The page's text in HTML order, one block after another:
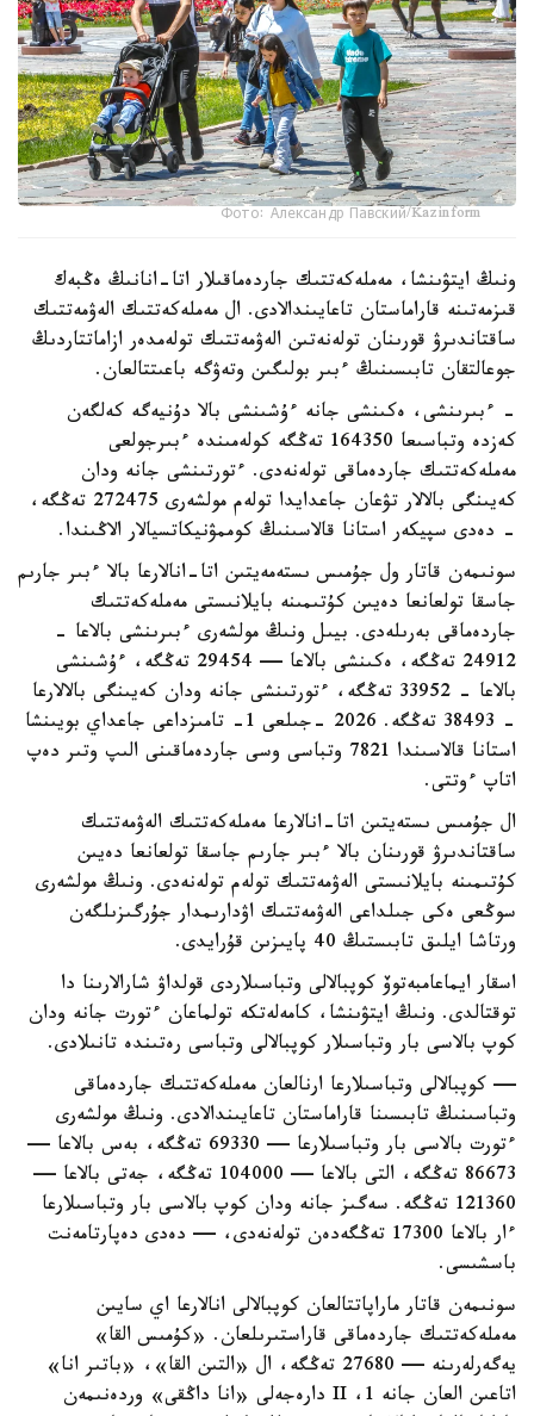
Фото: Александр Павский/Kazinform
ونىڭ ايتۋىنشا، مەملەكەتتىك جاردەماقىلار اتا-انانىڭ ەڭبەك
قىزمەتىنە قاراماستان تاعايىندالادى. ال مەملەكەتتىك الەۋمەتتىك
ساقتاندىرۋ قورىنان تولەنەتىن الەۋمەتتىك تولەمدەر ازاماتتاردىڭ
جوعالتقان تابىسىنىڭ ءبىر بولىگىن وتەۋگە باعىتتالعان.
- ءبىرىنشى، ەكىنشى جانە ءۇشىنشى بالا دۇنيەگە كەلگەن
كەزدە وتباسىعا 164350 تەڭگە كولەمىندە ءبىرجولعى
مەملەكەتتىك جاردەماقى تولەنەدى. ءتورتىنشى جانە ودان
كەيىنگى بالالار تۋعان جاعدايدا تولەم مولشەرى 272475 تەڭگە،
- دەدى سپيكەر استانا قالاسىنىڭ كوممۋنيكاتسيالار الاڭىندا.
سونىمەن قاتار ول جۇمىس ىستەمەيتىن اتا-انالارعا بالا ءبىر جارىم
جاسقا تولعانعا دەيىن كۇتىمىنە بايلانىستى مەملەكەتتىك
جاردەماقى بەرىلەدى. بيىل ونىڭ مولشەرى ءبىرىنشى بالاعا -
24912 تەڭگە، ەكىنشى بالاعا — 29454 تەڭگە، ءۇشىنشى
بالاعا - 33952 تەڭگە، ءتورتىنشى جانە ودان كەيىنگى بالالارعا
- 38493 تەڭگە. 2026 -جىلعى 1- تامىزداعى جاعداي بويىنشا
استانا قالاسىندا 7821 وتباسى وسى جاردەماقىنى الىپ وتىر دەپ
اتاپ ءوتتى.
ال جۇمىس ىستەيتىن اتا-انالارعا مەملەكەتتىك الەۋمەتتىك
ساقتاندىرۋ قورىنان بالا ءبىر جارىم جاسقا تولعانعا دەيىن
كۇتىمىنە بايلانىستى الەۋمەتتىك تولەم تولەنەدى. ونىڭ مولشەرى
سوڭعى ەكى جىلداعى الەۋمەتتىك اۋدارىمدار جۇرگىزىلگەن
ورتاشا ايلىق تابىستىڭ 40 پايىزىن قۇرايدى.
اسقار ايماعامبەتوۆ كوپبالالى وتباسىلاردى قولداۋ شارالارىنا دا
توقتالدى. ونىڭ ايتۋىنشا، كامەلەتكە تولماعان ءتورت جانە ودان
كوپ بالاسى بار وتباسىلار كوپبالالى وتباسى رەتىندە تانىلادى.
— كوپبالالى وتباسىلارعا ارنالعان مەملەكەتتىك جاردەماقى
وتباسىنىڭ تابىسىنا قاراماستان تاعايىندالادى. ونىڭ مولشەرى
ءتورت بالاسى بار وتباسىلارعا — 69330 تەڭگە، بەس بالاعا —
86673 تەڭگە، التى بالاعا — 104000 تەڭگە، جەتى بالاعا —
121360 تەڭگە. سەگىز جانە ودان كوپ بالاسى بار وتباسىلارعا
ءار بالاعا 17300 تەڭگەدەن تولەنەدى، — دەدى دەپارتامەنت
باسشىسى.
سونىمەن قاتار ماراپاتتالعان كوپبالالى انالارعا اي سايىن
مەملەكەتتىك جاردەماقى قاراستىرىلعان. «كۇمىس القا»
يەگەرلەرىنە — 27680 تەڭگە، ال «التىن القا»، «باتىر انا»
اتاعىن العان جانە 1، II دارەجەلى «انا داڭقى» وردەنىمەن